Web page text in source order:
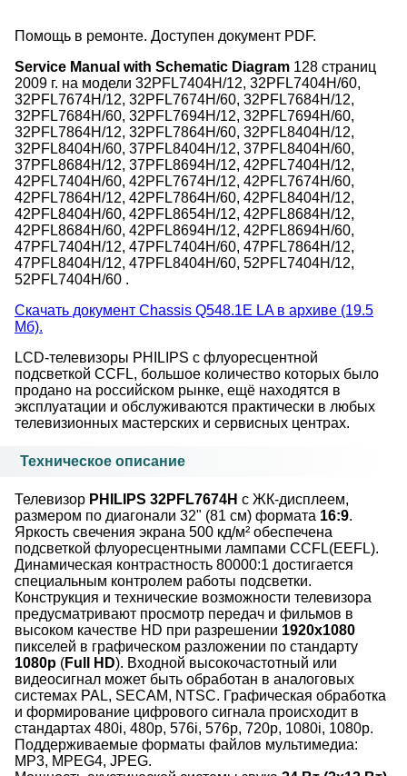
Помощь в ремонте. Доступен документ PDF.
Service Manual with Schematic Diagram 128 страниц
2009 г. на модели 32PFL7404H/12, 32PFL7404H/60,
32PFL7674H/12, 32PFL7674H/60, 32PFL7684H/12,
32PFL7684H/60, 32PFL7694H/12, 32PFL7694H/60,
32PFL7864H/12, 32PFL7864H/60, 32PFL8404H/12,
32PFL8404H/60, 37PFL8404H/12, 37PFL8404H/60,
37PFL8684H/12, 37PFL8694H/12, 42PFL7404H/12,
42PFL7404H/60, 42PFL7674H/12, 42PFL7674H/60,
42PFL7864H/12, 42PFL7864H/60, 42PFL8404H/12,
42PFL8404H/60, 42PFL8654H/12, 42PFL8684H/12,
42PFL8684H/60, 42PFL8694H/12, 42PFL8694H/60,
47PFL7404H/12, 47PFL7404H/60, 47PFL7864H/12,
47PFL8404H/12, 47PFL8404H/60, 52PFL7404H/12,
52PFL7404H/60 .
Скачать документ Chassis Q548.1E LA в архиве (19.5
Мб).
LCD-телевизоры PHILIPS с флуоресцентной
подсветкой CCFL, большое количество которых было
продано на российском рынке, ещё находятся в
эксплуатации и обслуживаются практически в любых
телевизионных мастерских и сервисных центрах.
Техническое описание
Телевизор PHILIPS 32PFL7674H с ЖК-дисплеем,
размером по диагонали 32" (81 см) формата 16:9.
Яркость свечения экрана 500 кд/м² обеспечена
подсветкой флуоресцентными лампами CCFL(EEFL).
Динамическая контрастность 80000:1 достигается
специальным контролем работы подсветки.
Конструкция и технические возможности телевизора
предусматривают просмотр передач и фильмов в
высоком качестве HD при разрешении 1920x1080
пикселей в графическом разложении по стандарту
1080p (Full HD). Входной высокочастотный или
видеосигнал может быть обработан в аналоговых
системах PAL, SECAM, NTSC. Графическая обработка
и формирование цифрового сигнала происходит в
стандартах 480i, 480p, 576i, 576p, 720p, 1080i, 1080p.
Поддерживаемые форматы файлов мультимедиа:
MP3, MPEG4, JPEG.